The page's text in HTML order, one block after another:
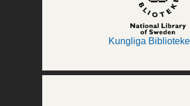
Kungliga